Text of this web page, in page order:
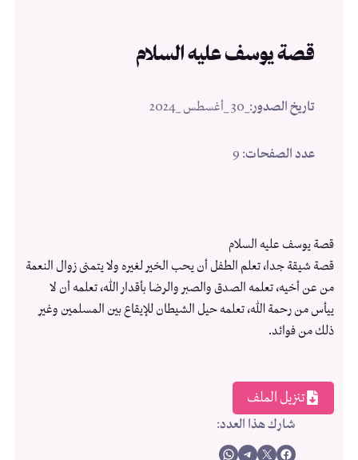
قصة يوسف عليه السلام
تاريخ الصدور:
عدد الصفحات: 9
قصة يوسف عليه السلام
قصة شيقة جدا، تعلم الطفل أن يحب الخير لغيره ولا يتمنى زوال النعمة
من عن أخيه، تعلمه الصدق والصبر والرضا بأقدار الله، تعلمه أن لا
ييأس من رحمة الله، تعلمه حيل الشيطان للإيقاع بين المسلمين وغير
ذلك من فوائد.
تنزيل الملف
شارك هذا العدد:
Share on Facebook
Share on X
Share on Telegram
Share on WhatsApp